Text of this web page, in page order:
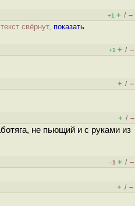
+1 + / –
текст свёрнут, показать
+1 + / –
+ / –
+ / –
не пьющий и с руками из
–1 + / –
+ / –